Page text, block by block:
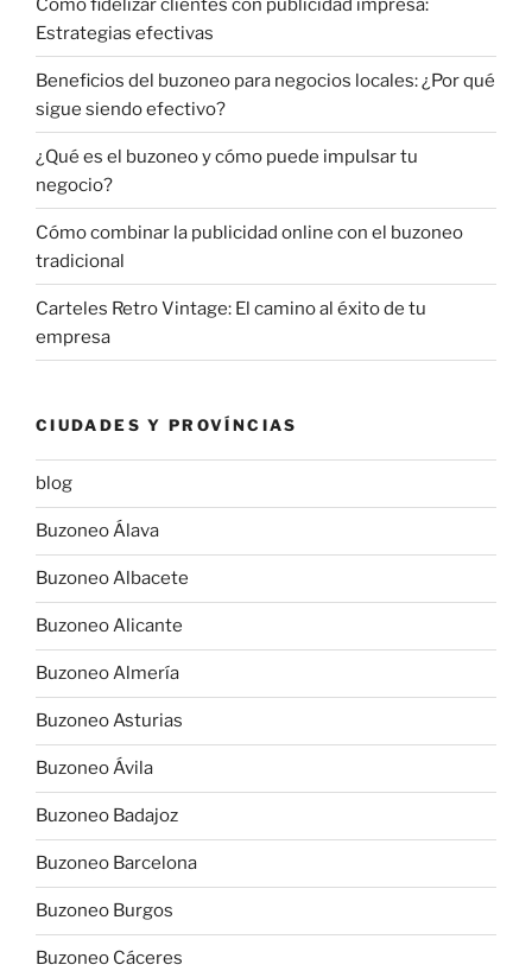
Cómo fidelizar clientes con publicidad impresa:
Estrategias efectivas
Beneficios del buzoneo para negocios locales: ¿Por qué
sigue siendo efectivo?
¿Qué es el buzoneo y cómo puede impulsar tu
negocio?
Cómo combinar la publicidad online con el buzoneo
tradicional
Carteles Retro Vintage: El camino al éxito de tu
empresa
CIUDADES Y PROVÍNCIAS
blog
Buzoneo Álava
Buzoneo Albacete
Buzoneo Alicante
Buzoneo Almería
Buzoneo Asturias
Buzoneo Ávila
Buzoneo Badajoz
Buzoneo Barcelona
Buzoneo Burgos
Buzoneo Cáceres